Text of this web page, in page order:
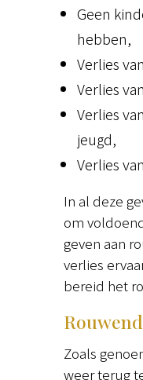
Geen
hebben,
Verlies
Verlies
Verlies
jeugd,
Verlies
In al deze
om
geven aan
verlies
bereid het
Zoals
weer terug